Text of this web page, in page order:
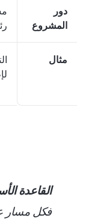
دور
المشروع
مثال
القاعدة
فكل مسار